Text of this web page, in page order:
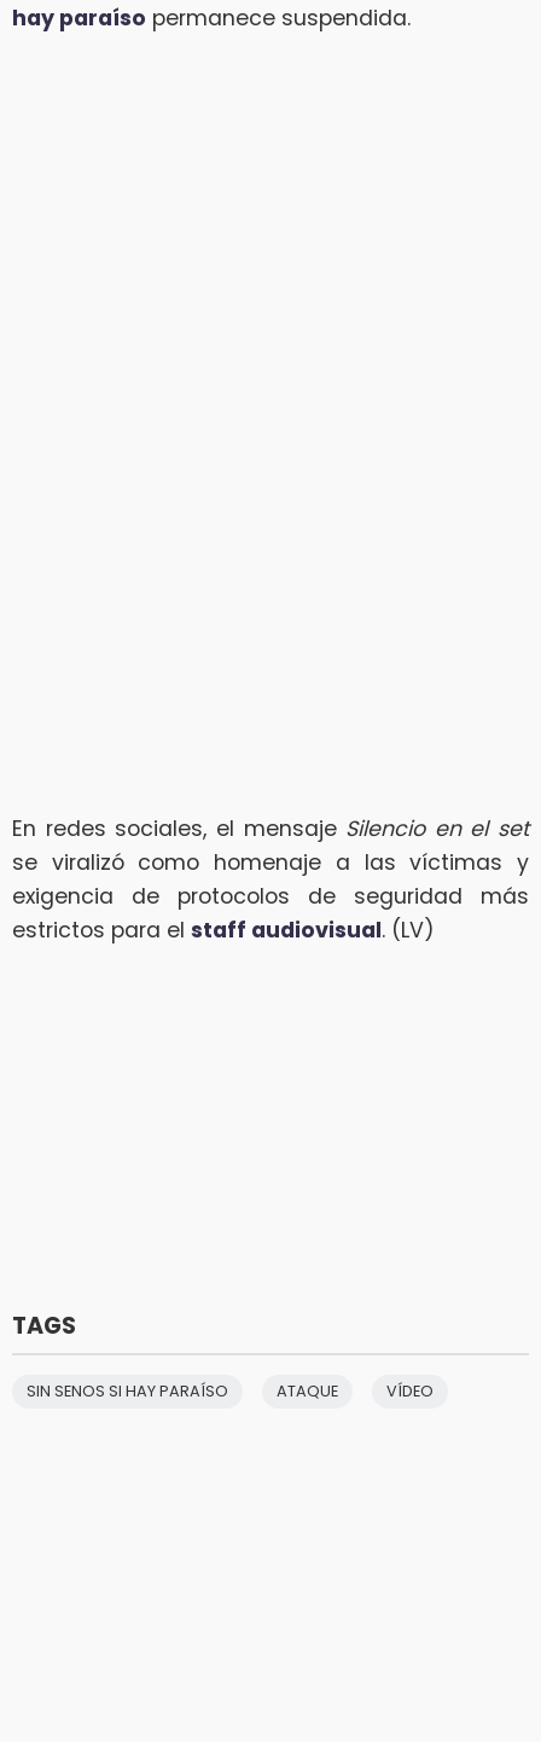
hay paraíso permanece suspendida.
En redes sociales, el mensaje Silencio en el set
se viralizó como homenaje a las víctimas y
exigencia de protocolos de seguridad más
estrictos para el staff audiovisual. (LV)
TAGS
SIN SENOS SI HAY PARAÍSO ATAQUE VÍDEO